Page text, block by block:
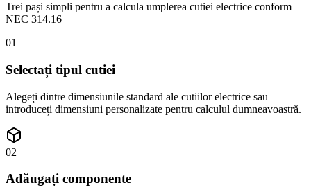
Trei pași simpli pentru a calcula umplerea cutiei electrice conform
NEC 314.16
01
Selectați tipul cutiei
Alegeți dintre dimensiunile standard ale cutiilor electrice sau
introduceți dimensiuni personalizate pentru calculul dumneavoastră.
02
Adăugați componente